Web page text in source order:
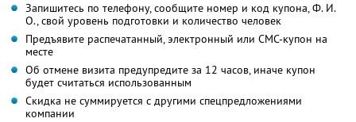
Запишитесь по телефону, сообщите номер и код купона, Ф. И.
О., свой уровень подготовки и количество человек
Предъявите распечатанный, электронный или СМС-купон на
месте
Об отмене визита предупредите за 12 часов, иначе купон
будет считаться использованным
Скидка не суммируется с другими спецпредложениями
компании